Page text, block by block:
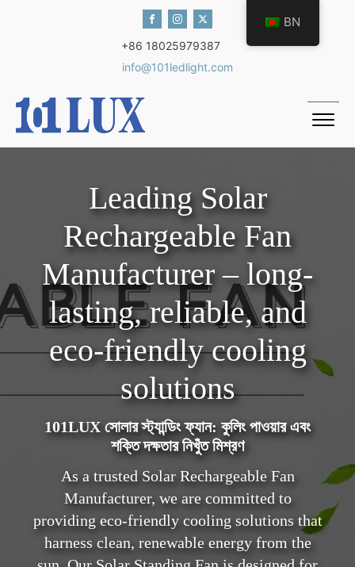
+86 18025979387
info@101ledlight.com
Leading Solar
Rechargeable Fan
Manufacturer – long-
lasting, reliable, and
eco-friendly cooling
solutions
101LUX সোলার স্ট্যান্ডিং ফ্যান: কুলিং পাওয়ার এবং
শক্তি দক্ষতার নিখুঁত মিশ্রণ
As a trusted Solar Rechargeable Fan
Manufacturer, we are committed to
providing eco-friendly cooling solutions that
harness clean, renewable energy from the
BN